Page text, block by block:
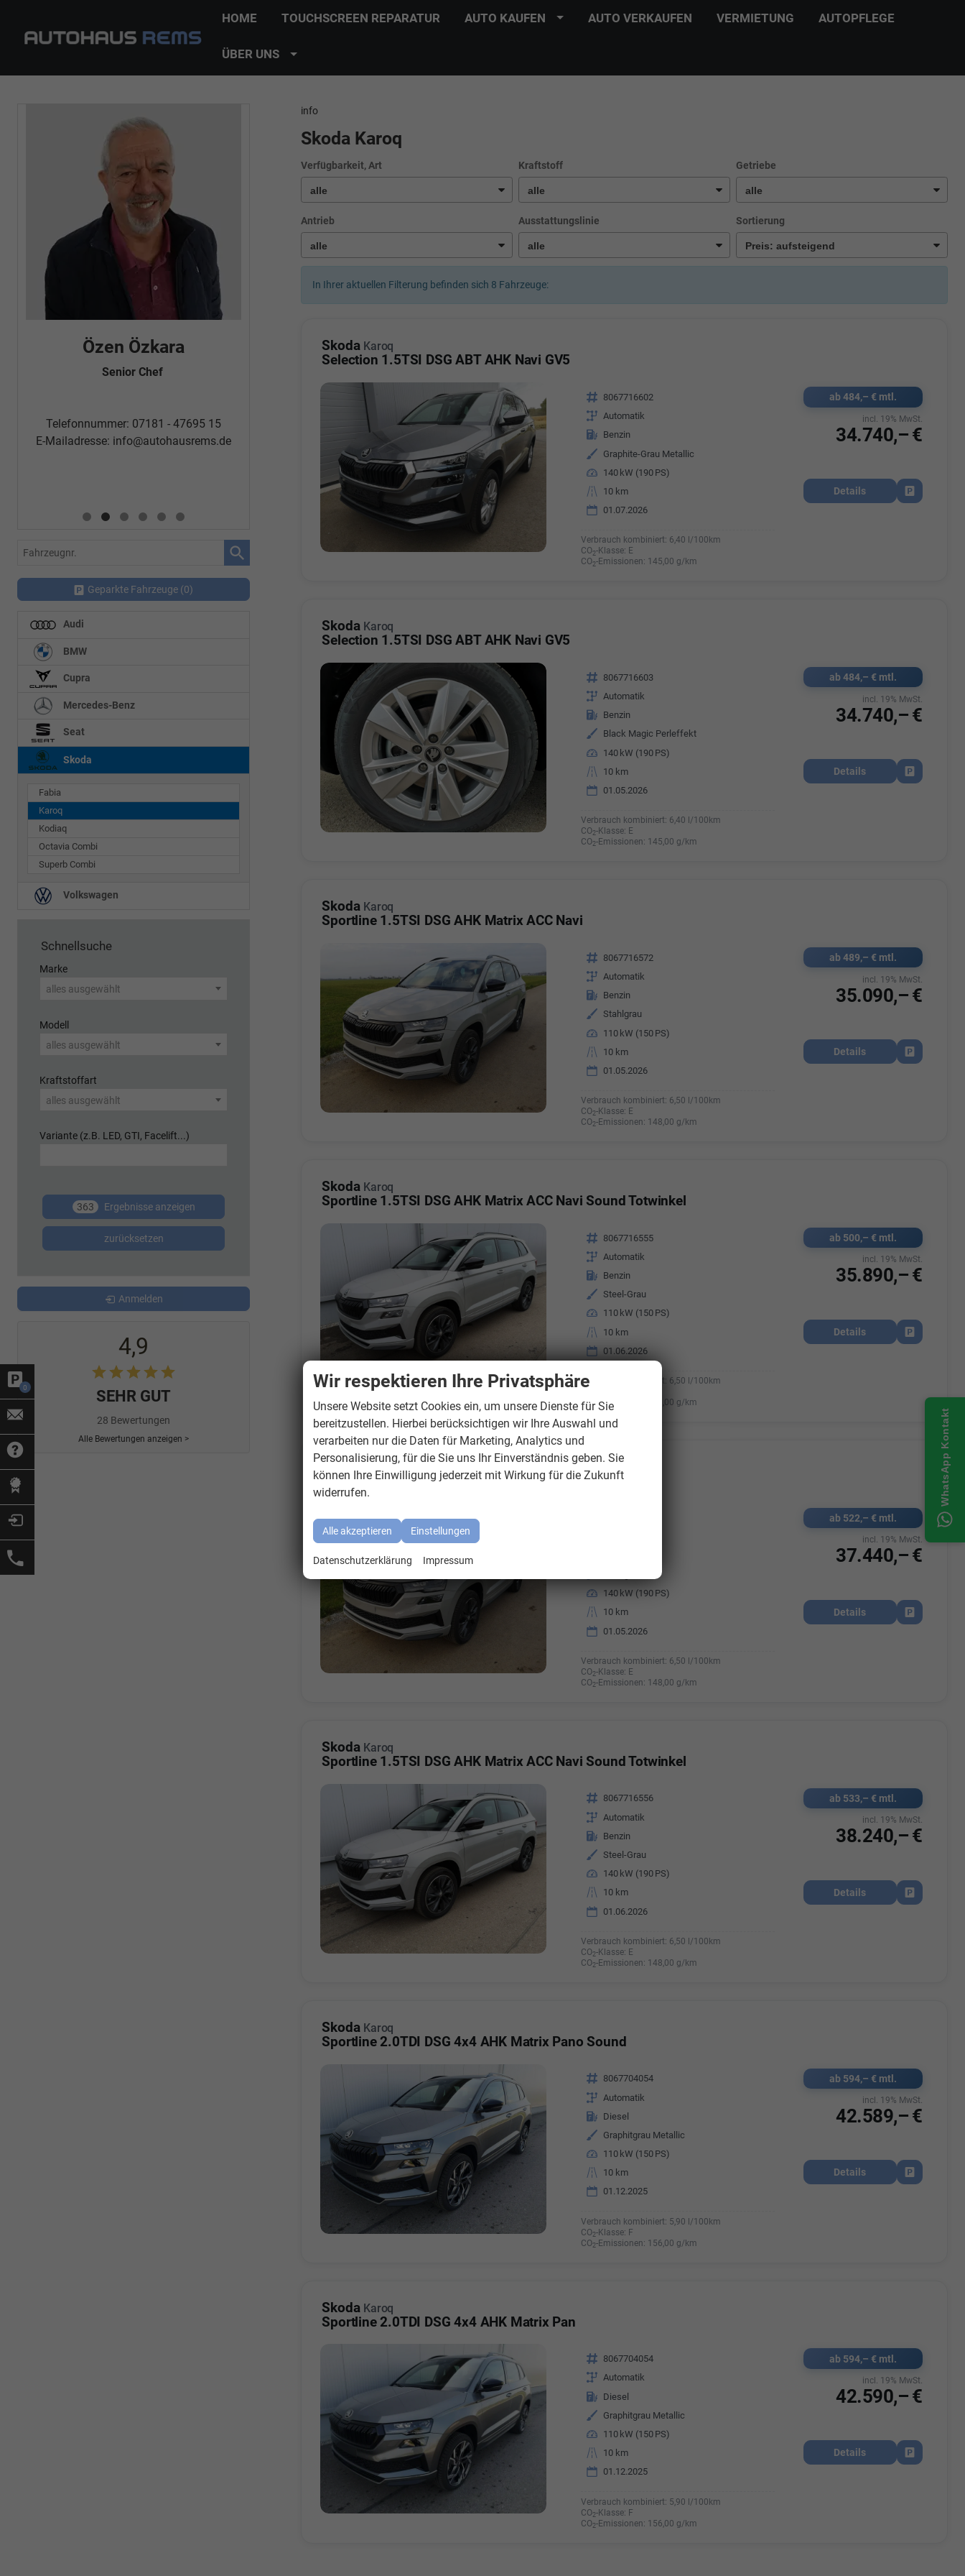
0
HOME TOUCHSCREEN REPARATUR AUTO KAUFEN AUTO VERKAUFEN VERMIETUNG AUTOPFLEGE
ÜBER UNS
info
Skoda Karoq
Verfügbarkeit, Art Kraftstoff Getriebe
Antrieb Ausstattungslinie Sortierung
In Ihrer aktuellen Filterung befinden sich 8 Fahrzeuge:
Skoda Karoq
Selection 1.5TSI DSG ABT AHK Navi GV5
Fahrzeugnr. 8067716602
Getriebe Automatik
Kraftstoff Benzin
Außenfarbe Graphite-Grau Metallic
Leistung 140 kW (190 PS)
Kilometerstand
10 km
01.07.2026
Verbrauch kombiniert: 6,40 l/100km
CO2-Klasse: E
CO2-Emissionen: 145,00 g/km
ab 484,– € mtl.
34.740,– €
incl. 19% MwSt.
Details
Fahrzeug
Skoda Karoq
Selection 1.5TSI DSG ABT AHK Navi GV5
Fahrzeugnr. 8067716603
Getriebe Automatik
Kraftstoff Benzin
Außenfarbe
Black Magic Perleffekt
Leistung 140 kW (190 PS)
Kilometerstand
10 km
01.05.2026
Verbrauch kombiniert: 6,40 l/100km
CO2-Klasse: E
CO2-Emissionen: 145,00 g/km
ab 484,– € mtl.
34.740,– €
incl. 19% MwSt.
Details
Fahrzeug
Skoda Karoq
Sportline 1.5TSI DSG AHK Matrix ACC Navi
Fahrzeugnr. 8067716572
Getriebe Automatik
Kraftstoff Benzin
Außenfarbe
Stahlgrau
Leistung 110 kW (150 PS)
Kilometerstand
10 km
01.05.2026
Verbrauch kombiniert: 6,50 l/100km
CO2-Klasse: E
CO2-Emissionen: 148,00 g/km
ab 489,– € mtl.
35.090,– €
incl. 19% MwSt.
Details
Fahrzeug
Skoda Karoq
Sportline 1.5TSI DSG AHK Matrix ACC Navi Sound Totwinkel
Fahrzeugnr. 8067716555
Getriebe Automatik
Kraftstoff Benzin
Außenfarbe
Steel-Grau
Leistung 110 kW (150 PS)
Kilometerstand
10 km
01.06.2026
Verbrauch kombiniert: 6,50 l/100km
CO 2-Emissionen: 148,00 g/km
ab 500,– € mtl.
35.890,– €
incl. 19% MwSt.
Details
Fahrzeug
Skoda Karoq
Sportline 1.5TSI DSG AHK Matrix ACC Navi
Leistung 140 kW (190 PS)
Kilometerstand
10 km
01.05.2026
Verbrauch kombiniert: 6,50 l/100km
CO2-Klasse: E
CO2-Emissionen: 148,00 g/km
ab 522,– € mtl.
37.440,– €
incl. 19% MwSt.
Details
Fahrzeug
Skoda Karoq
Sportline 1.5TSI DSG AHK Matrix ACC Navi Sound Totwinkel
Fahrzeugnr. 8067716556
Getriebe Automatik
Kraftstoff Benzin
Außenfarbe
Steel-Grau
Leistung 140 kW (190 PS)
Kilometerstand
10 km
01.06.2026
Verbrauch kombiniert: 6,50 l/100km
CO2-Klasse: E
CO2-Emissionen: 148,00 g/km
ab 533,– € mtl.
38.240,– €
incl. 19% MwSt.
Details
Fahrzeug
Skoda Karoq
Sportline 2.0TDI DSG 4x4 AHK Matrix Pano Sound
Fahrzeugnr. 8067704054
Getriebe Automatik
Kraftstoff Diesel
Außenfarbe
Graphitgrau Metallic
Leistung 110 kW (150 PS)
Kilometerstand
10 km
01.12.2025
Verbrauch kombiniert: 5,90 l/100km
CO2-Klasse: F
CO2-Emissionen: 156,00 g/km
ab 594,– € mtl.
42.589,– €
incl. 19% MwSt.
Details
Fahrzeug
Skoda Karoq
Sportline 2.0TDI DSG 4x4 AHK Matrix Pan
Fahrzeugnr. 8067704054
Getriebe Automatik
Kraftstoff Diesel
Außenfarbe
Graphitgrau Metallic
Leistung 110 kW (150 PS)
Kilometerstand
10 km
01.12.2025
Verbrauch kombiniert: 5,90 l/100km
CO2-Klasse: F
CO2-Emissionen: 156,00 g/km
ab 594,– € mtl.
42.590,– €
incl. 19% MwSt.
Details
Fahrzeug
Özen Özkara
Senior Chef
Telefonnummer: 07181 - 47695 15
E-Mailadresse: info@autohausrems.de
Fatma Özyürek Oguz
Telefonnummer: 07181 - 47695 15
info@autohausrems.de
Özden Özkara-Budak
Telefonnummer: 07181 - 47695 15
E-Mailadresse:
info@autohausrems.de
Auszubildende im 3.Lehrjahr -
Automobilkauffrau
Telefonnummer: 07181 - 47695 15
info@autohausrems.de
Fahrzeugnr.
Geparkte Fahrzeuge (0)
Audi
BMW
Cupra
Mercedes-Benz
Seat
Skoda
Fabia
Karoq
Kodiaq
Octavia Combi
Superb Combi
Volkswagen
Schnellsuche
Marke
alles ausgewählt
Modell
alles ausgewählt
Kraftstoffart
alles ausgewählt
Variante (z.B. LED, GTI, Facelift...)
363 Ergebnisse anzeigen
zurücksetzen
Anmelden
4,9
SEHR GUT
28 Bewertungen
Alle Bewertungen anzeigen > WhatsApp Kontakt
Wir respektieren Ihre Privatsphäre
Unsere Website setzt Cookies ein, um unsere Dienste für Sie
bereitzustellen. Hierbei berücksichtigen wir Ihre Auswahl und
verarbeiten nur die Daten für Marketing, Analytics und
Personalisierung, für die Sie uns Ihr Einverständnis geben. Sie
können Ihre Einwilligung jederzeit mit Wirkung für die Zukunft
widerrufen.
Alle akzeptieren Einstellungen
Datenschutzerklärung Impressum